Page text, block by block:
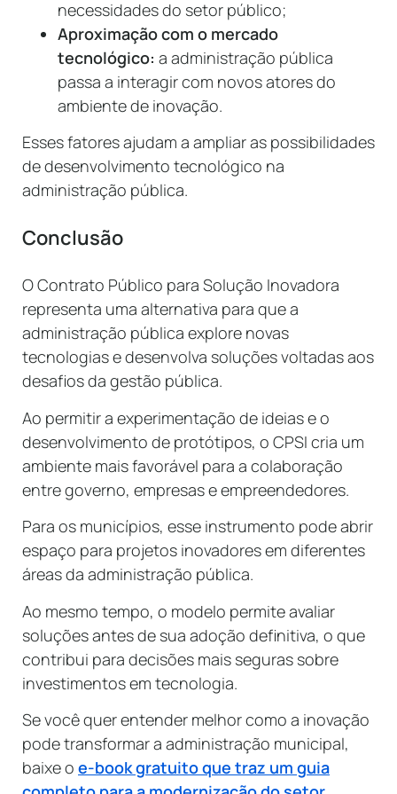
necessidades do setor público;
Aproximação com o mercado
tecnológico: a administração pública
passa a interagir com novos atores do
ambiente de inovação.
Esses fatores ajudam a ampliar as possibilidades
de desenvolvimento tecnológico na
administração pública.
Conclusão
O Contrato Público para Solução Inovadora
representa uma alternativa para que a
administração pública explore novas
tecnologias e desenvolva soluções voltadas aos
desafios da gestão pública.
Ao permitir a experimentação de ideias e o
desenvolvimento de protótipos, o CPSI cria um
ambiente mais favorável para a colaboração
entre governo, empresas e empreendedores.
Para os municípios, esse instrumento pode abrir
espaço para projetos inovadores em diferentes
áreas da administração pública.
Ao mesmo tempo, o modelo permite avaliar
soluções antes de sua adoção definitiva, o que
contribui para decisões mais seguras sobre
investimentos em tecnologia.
Se você quer entender melhor como a inovação
pode transformar a administração municipal,
baixe o e-book gratuito que traz um guia